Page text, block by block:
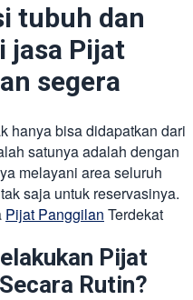
tubuh dan
jasa Pijat
segera
hanya bisa didapatkan dari
satunya adalah dengan
melayani area seluruh
saja untuk reservasinya.
Pijat Panggilan Terdekat
Pijat
Rutin?